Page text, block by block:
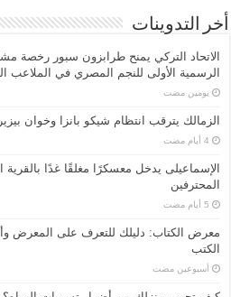
أخر التدوينات
الاتحاد التركي يمنح طرابزون سبور رخصة
الرسمية الأولى للنجم المصري في الملاعب
‏يومين مضت
الزمالك يترقب انتظام شيكو بانزا وخوان
الإسماعیلی یدخل معسكرًا مغلقًا غدًا بالقرية
المحترفين
معرض الكتاب: دليلك للتعرف على المعرض
الكتب
‏أسبوعين مضت